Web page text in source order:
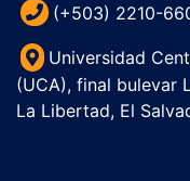
(+503) 2210-
Universidad
(UCA), final bulevar
La